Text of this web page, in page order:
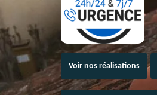
Voir nos réalisations